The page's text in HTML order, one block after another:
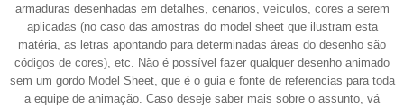
armaduras desenhadas em detalhes, cenários, veículos, cores a serem
aplicadas (no caso das amostras do model sheet que ilustram esta
matéria, as letras apontando para determinadas áreas do desenho são
códigos de cores) , etc. Não é possível fazer qualquer desenho animado
sem um gordo Model Sheet, que é o guia e fonte de referencias para toda
a equipe de animação. Caso deseje saber mais sobre o assunto, vá